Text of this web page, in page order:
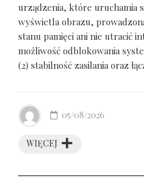
urządzenia, które uruchamia
wyświetla obrazu,
stanu pamięci ani nie utracić
możliwość odblokowania
(2) stabilność zasilania oraz
WIĘCEJ
05/08/2026